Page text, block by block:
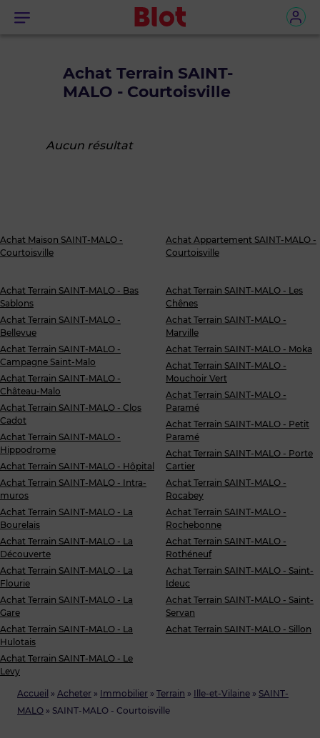
Menu
Accueil » Acheter » Immobilier » Terrain » Ille-et-Vilaine » SAINT-
MALO » SAINT-MALO - Courtoisville
Achat Terrain SAINT-
MALO - Courtoisville
Aucun résultat
Achat Maison SAINT-MALO -
Courtoisville
Achat Appartement SAINT-MALO -
Courtoisville
Achat Terrain SAINT-MALO - Bas
Sablons
Achat Terrain SAINT-MALO -
Bellevue
Achat Terrain SAINT-MALO -
Campagne Saint-Malo
Achat Terrain SAINT-MALO -
Château-Malo
Achat Terrain SAINT-MALO - Clos
Cadot
Achat Terrain SAINT-MALO -
Hippodrome
Achat Terrain SAINT-MALO - Hôpital
Achat Terrain SAINT-MALO - Intra-
muros
Achat Terrain SAINT-MALO - La
Bourelais
Achat Terrain SAINT-MALO - La
Découverte
Achat Terrain SAINT-MALO - La
Flourie
Achat Terrain SAINT-MALO - La
Gare
Achat Terrain SAINT-MALO - La
Hulotais
Achat Terrain SAINT-MALO - Le
Levy
Achat Terrain SAINT-MALO - Les
Chênes
Achat Terrain SAINT-MALO -
Marville
Achat Terrain SAINT-MALO - Moka
Achat Terrain SAINT-MALO -
Mouchoir Vert
Achat Terrain SAINT-MALO -
Paramé
Achat Terrain SAINT-MALO - Petit
Paramé
Achat Terrain SAINT-MALO - Porte
Cartier
Achat Terrain SAINT-MALO -
Rocabey
Achat Terrain SAINT-MALO -
Rochebonne
Achat Terrain SAINT-MALO -
Rothéneuf
Achat Terrain SAINT-MALO - Saint-
Ideuc
Achat Terrain SAINT-MALO - Saint-
Servan
Achat Terrain SAINT-MALO - Sillon